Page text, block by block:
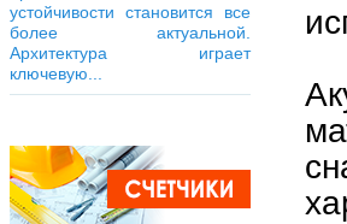
устойчивости становится все
более актуальной.
Архитектура играет
ключевую...